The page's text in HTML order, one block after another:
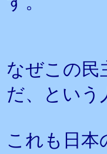
なぜこの民
だ、という
これも日本